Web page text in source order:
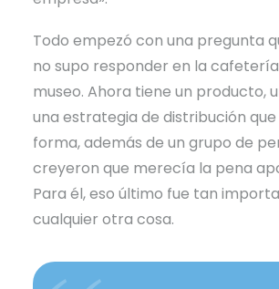
Todo empezó con una pregunta
no supo responder en la
museo. Ahora tiene un producto,
una estrategia de distribución
forma, además de un grupo de
creyeron que merecía la pena
Para él, eso último fue tan
cualquier otra cosa.